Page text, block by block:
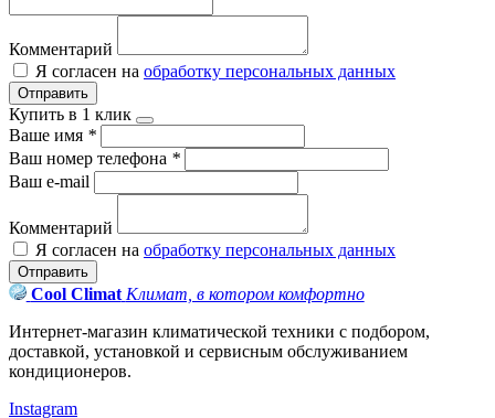
Комментарий
Я согласен на обработку персональных данных
Отправить
Купить в 1 клик
Ваше имя *
Ваш номер телефона *
Ваш e-mail
Комментарий
Я согласен на обработку персональных данных
Отправить
Cool Climat Климат, в котором комфортно
Интернет-магазин климатической техники с подбором,
доставкой, установкой и сервисным обслуживанием
кондиционеров.
Instagram